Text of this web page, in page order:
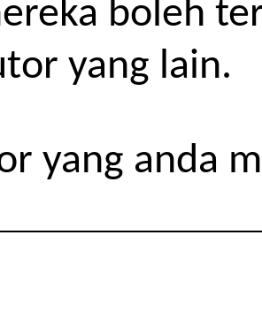
boleh
yang lain.
yang anda